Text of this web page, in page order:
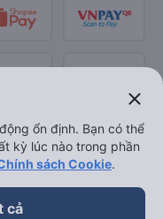
close
ổn định. Bạn có thể
kỳ lúc nào trong phần
sách Cookie.
cả